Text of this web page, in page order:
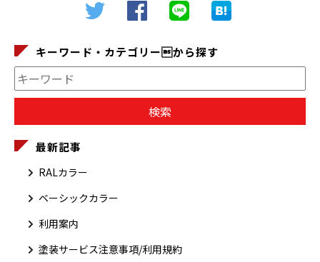
キーワード・カテゴリーから探す
最新記事
RALカラー
ベーシックカラー
利用案内
塗装サービス注意事項/利用規約